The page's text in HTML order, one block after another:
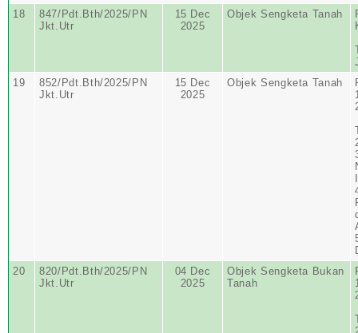
18
847/Pdt.Bth/2025/PN
Jkt.Utr
15 Dec
2025
Objek Sengketa Tanah
19
852/Pdt.Bth/2025/PN
Jkt.Utr
15 Dec
2025
Objek Sengketa Tanah
20
820/Pdt.Bth/2025/PN
Jkt.Utr
04 Dec
2025
Objek Sengketa Bukan
Tanah